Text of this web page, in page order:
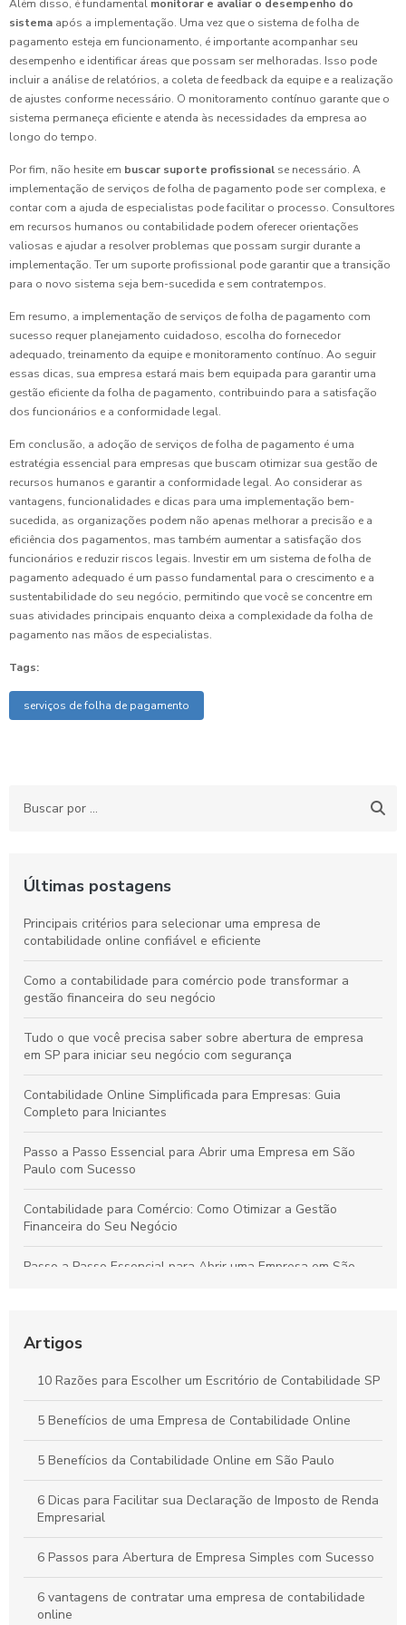
Além disso, é fundamental monitorar e avaliar o desempenho do
sistema após a implementação. Uma vez que o sistema de folha de
pagamento esteja em funcionamento, é importante acompanhar seu
desempenho e identificar áreas que possam ser melhoradas. Isso pode
incluir a análise de relatórios, a coleta de feedback da equipe e a realização
de ajustes conforme necessário. O monitoramento contínuo garante que o
sistema permaneça eficiente e atenda às necessidades da empresa ao
longo do tempo.
Por fim, não hesite em buscar suporte profissional se necessário. A
implementação de serviços de folha de pagamento pode ser complexa, e
contar com a ajuda de especialistas pode facilitar o processo. Consultores
em recursos humanos ou contabilidade podem oferecer orientações
valiosas e ajudar a resolver problemas que possam surgir durante a
implementação. Ter um suporte profissional pode garantir que a transição
para o novo sistema seja bem-sucedida e sem contratempos.
Em resumo, a implementação de serviços de folha de pagamento com
sucesso requer planejamento cuidadoso, escolha do fornecedor
adequado, treinamento da equipe e monitoramento contínuo. Ao seguir
essas dicas, sua empresa estará mais bem equipada para garantir uma
gestão eficiente da folha de pagamento, contribuindo para a satisfação
dos funcionários e a conformidade legal.
Em conclusão, a adoção de serviços de folha de pagamento é uma
estratégia essencial para empresas que buscam otimizar sua gestão de
recursos humanos e garantir a conformidade legal. Ao considerar as
vantagens, funcionalidades e dicas para uma implementação bem-
sucedida, as organizações podem não apenas melhorar a precisão e a
eficiência dos pagamentos, mas também aumentar a satisfação dos
funcionários e reduzir riscos legais. Investir em um sistema de folha de
pagamento adequado é um passo fundamental para o crescimento e a
sustentabilidade do seu negócio, permitindo que você se concentre em
suas atividades principais enquanto deixa a complexidade da folha de
pagamento nas mãos de especialistas.
Tags:
serviços de folha de pagamento
Últimas postagens
Principais critérios para selecionar uma empresa de
contabilidade online confiável e eficiente
Como a contabilidade para comércio pode transformar a
gestão financeira do seu negócio
Tudo o que você precisa saber sobre abertura de empresa
em SP para iniciar seu negócio com segurança
Contabilidade Online Simplificada para Empresas: Guia
Completo para Iniciantes
Passo a Passo Essencial para Abrir uma Empresa em São
Paulo com Sucesso
Contabilidade para Comércio: Como Otimizar a Gestão
Financeira do Seu Negócio
Passo a Passo Essencial para Abrir uma Empresa em São
Precisa Saber
Contabilidade para Comércio: Estratégias Essenciais para
Organizar Finanças e Expandir seu Negócio
Como a Contabilidade Online Pode Revolucionar a Gestão
Financeira da Sua Empresa
Artigos
10 Razões para Escolher um Escritório de Contabilidade SP
5 Benefícios de uma Empresa de Contabilidade Online
5 Benefícios da Contabilidade Online em São Paulo
6 Dicas para Facilitar sua Declaração de Imposto de Renda
Empresarial
6 Passos para Abertura de Empresa Simples com Sucesso
6 vantagens de contratar uma empresa de contabilidade
online